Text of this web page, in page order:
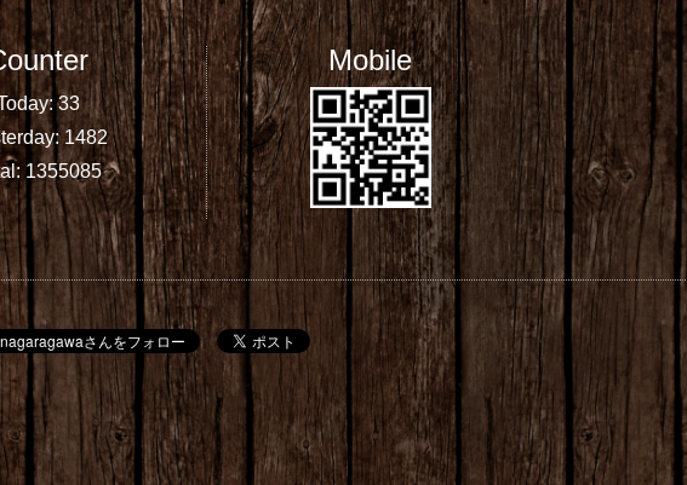
33
1482
1355085
Mobile